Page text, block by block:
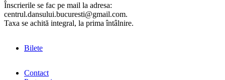
Înscrierile se fac pe mail la adresa:
centrul.dansului.bucuresti@gmail.com.
Taxa se achită integral, la prima întâlnire.
Bilete
Contact